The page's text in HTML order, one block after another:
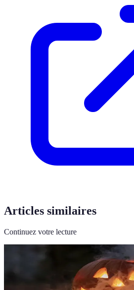
Articles similaires
Continuez votre lecture